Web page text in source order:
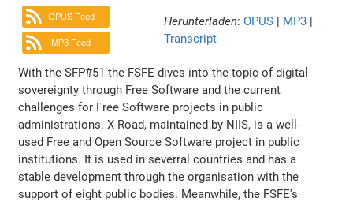
OPUS Feed
MP3 Feed
Herunterladen:OPUS | MP3 |
Transcript
With the SFP#51 the FSFE dives into the topic of digital
sovereignty through Free Software and the current
challenges for Free Software projects in public
administrations. X-Road, maintained by NIIS, is a well-
used Free and Open Source Software project in public
institutions. It is used in severral countries and has a
stable development through the organisation with the
support of eight public bodies. Meanwhile, the FSFE's